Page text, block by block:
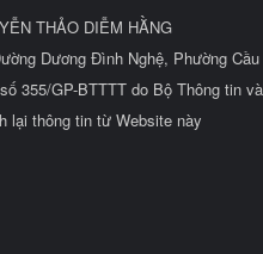
THẢO DIỄM HẰNG
Dương Đình Nghệ, Phường
355/GP-BTTTT do Bộ Thông tin
lại thông tin từ Website này